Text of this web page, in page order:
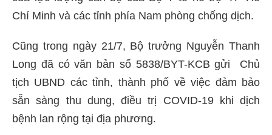
Chí Minh và các tỉnh phía Nam phòng chống dịch.
Cũng trong ngày 21/7, Bộ trưởng Nguyễn Thanh
Long đã có văn bản số 5838/BYT-KCB gửi Chủ
tịch UBND các tỉnh, thành phố về việc đảm bảo
sẵn sàng thu dung, điều trị COVID-19 khi dịch
bệnh lan rộng tại địa phương.